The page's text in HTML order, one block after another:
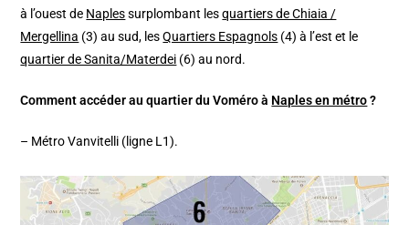
à l’ouest de Naplessurplombant lesquartiers de Chiaia /
Mergellina (3) au sud, lesQuartiers Espagnols (4) à l’est et le
quartier de Sanita/Materdei (6) au nord.
Comment accéder au quartier du Voméro à Naples en métro?
– Métro Vanvitelli (ligne L1).